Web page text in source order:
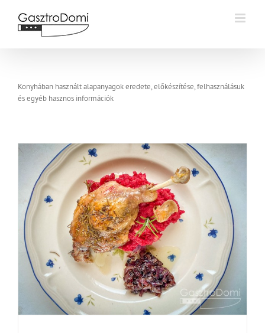
Konyhában használt alapanyagok eredete, előkészítése, felhasználásuk
és egyéb hasznos információk